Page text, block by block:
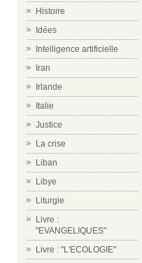
Histoire
Idées
Intelligence artificielle
Iran
Irlande
Italie
Justice
La crise
Liban
Libye
Liturgie
Livre :
"EVANGELIQUES"
Livre : "L'ECOLOGIE"